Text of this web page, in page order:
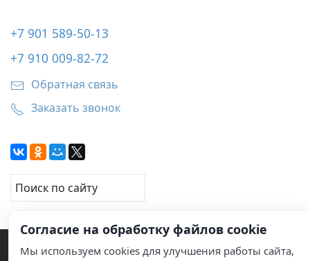
+7 901 589-50-13
+7 910 009-82-72
Обратная связь
Заказать звонок
Согласие на обработку файлов cookie
Мы используем cookies для улучшения работы сайта,